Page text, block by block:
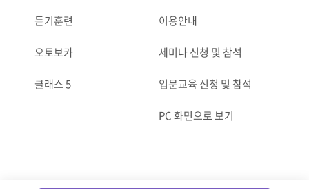
듣기훈련
오토보카
클래스 5
이용안내
세미나 신청 및 참석
입문교육 신청 및 참석
PC 화면으로 보기